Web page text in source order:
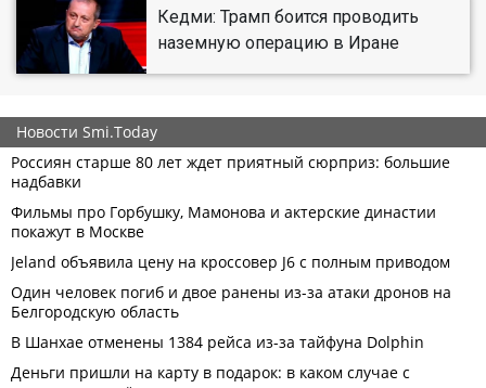
Кедми: Трамп боится проводить
наземную операцию в Иране